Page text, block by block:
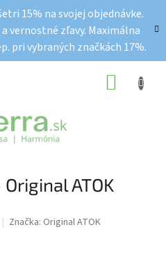
15% na svojej objednávke.
vernostné zľavy. Maximálna
pri vybraných značkách 17%.
ATOK
Značka: Original ATOK